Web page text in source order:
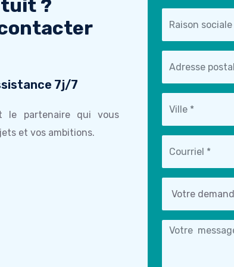
?
7j/7
le partenaire qui vous
et vos ambitions.